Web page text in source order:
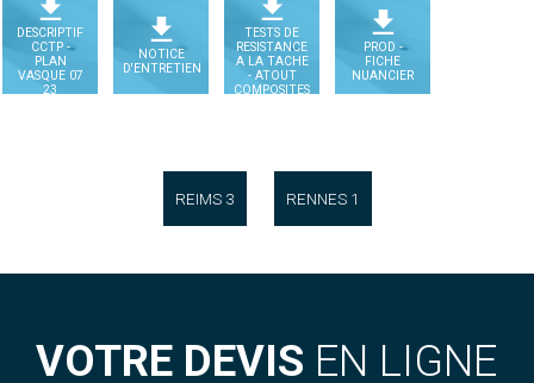
DESCRIPTIF
CCTP -
PLAN
VASQUE 07
23
NOTICE
D'ENTRETIEN
TESTS DE
RESISTANCE
A LA TACHE
- ATOUT
COMPOSITES
PROD -
FICHE
NUANCIER
REIMS 3 RENNES 1
VOTRE DEVIS EN LIGNE